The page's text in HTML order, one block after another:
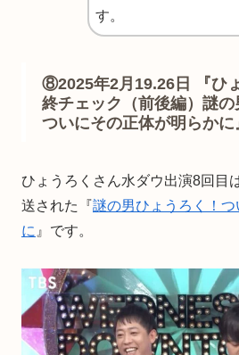
す。
⑧2025年2月19.26日 『ひ
終チェック（前後編）謎の
ついにその正体が明らかに
ひょうろくさん水ダウ出演8回目
送された『謎の男ひょうろく！
に 』です。